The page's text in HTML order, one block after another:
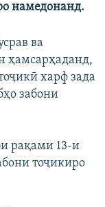
намедонанд.
ва
ҳамсарҳаданд,
харф зада
забони
рақами 13-и
тоҷикиро